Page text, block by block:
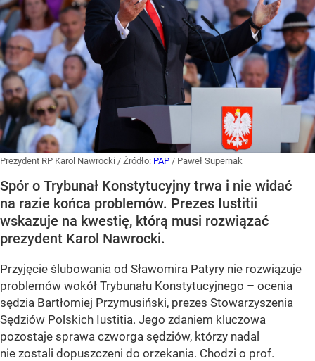
Prezydent RP Karol Nawrocki / Źródło: PAP / Paweł Supernak
Spór o Trybunał Konstytucyjny trwa i nie widać
na razie końca problemów. Prezes Iustitii
wskazuje na kwestię, którą musi rozwiązać
prezydent Karol Nawrocki.
Przyjęcie ślubowania od Sławomira Patyry nie rozwiązuje
problemów wokół Trybunału Konstytucyjnego – ocenia
sędzia Bartłomiej Przymusiński, prezes Stowarzyszenia
Sędziów Polskich Iustitia. Jego zdaniem kluczowa
pozostaje sprawa czworga sędziów, którzy nadal
nie zostali dopuszczeni do orzekania. Chodzi o prof.